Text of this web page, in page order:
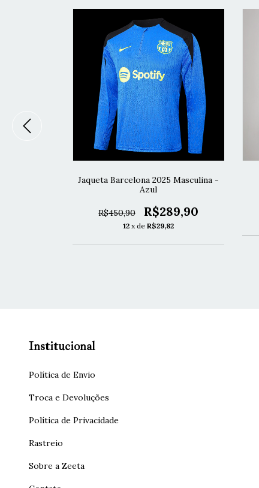
Jaqueta Barcelona 2025 Masculina -
Azul
R$450,90 R$289,90
12 x de R$29,82
Institucional
Política de Envio
Troca e Devoluções
Política de Privacidade
Rastreio
Sobre a Zeeta